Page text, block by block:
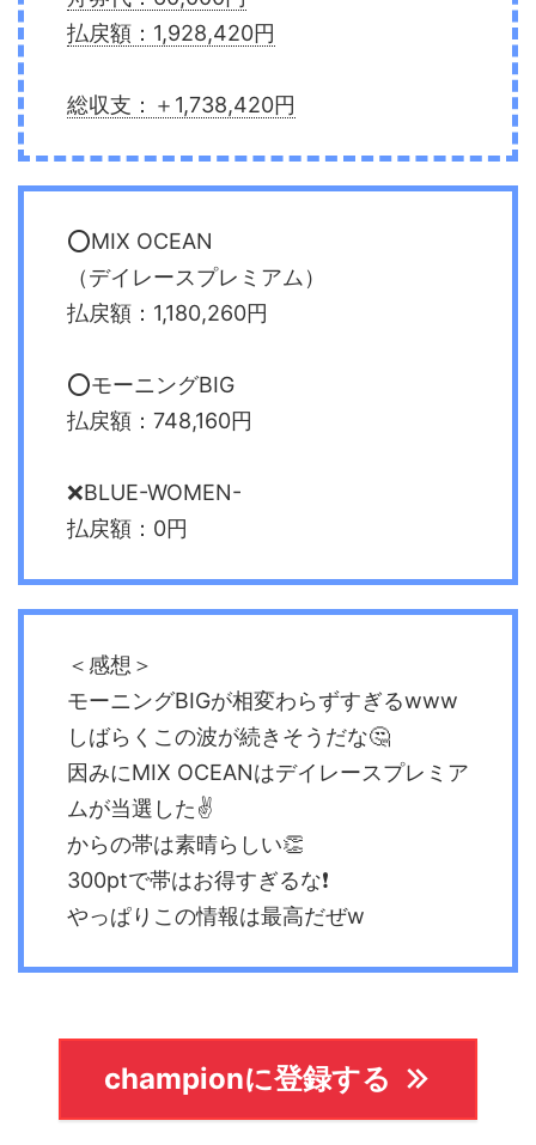
払戻額：1,928,420円
総収支：＋1,738,420円
⭕️MIX OCEAN
（デイレースプレミアム）
払戻額：1,180,260円
⭕️モーニングBIG
払戻額：748,160円
❌BLUE-WOMEN-
払戻額：0円
＜感想＞
モーニングBIGが相変わらずすぎるwww
しばらくこの波が続きそうだな🤔
因みにMIX OCEANはデイレースプレミア
ムが当選した✌️
からの帯は素晴らしい👏
300ptで帯はお得すぎるな❗️
やっぱりこの情報は最高だぜw
championに登録する